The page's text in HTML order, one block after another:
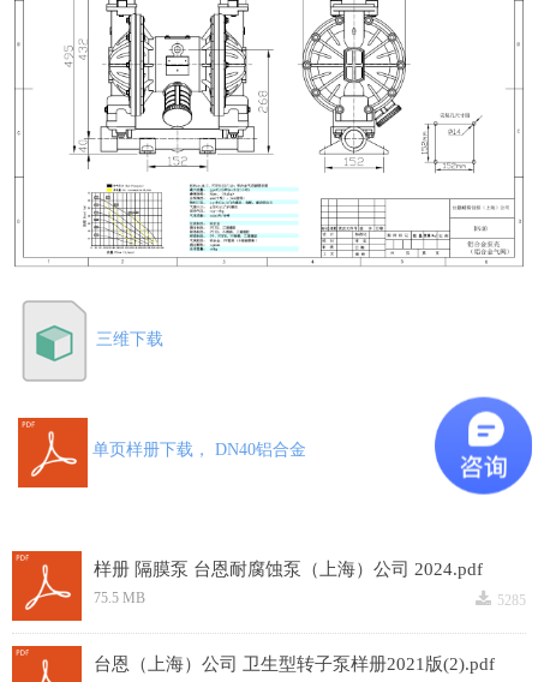
三维下载
单页样册下载， DN40铝合金
样册 隔膜泵 台恩耐腐蚀泵（上海）公司 2024.pdf
끂 5285
75.5 MB
台恩（上海）公司 卫生型转子泵样册2021版(2).pdf